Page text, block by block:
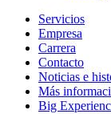
Servicios
Empresa
Carrera
Contacto
Noticias e
Más
Big